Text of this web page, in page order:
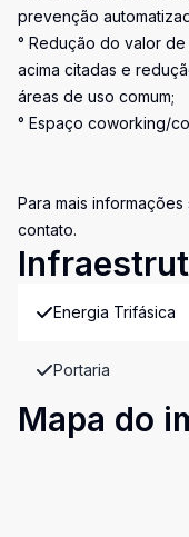
prevenção
° Redução do valor
acima citadas e
áreas de uso comum;
° Espaço coworking/
Para mais
contato.
Energia Trifásica
Portaria
Mapa do